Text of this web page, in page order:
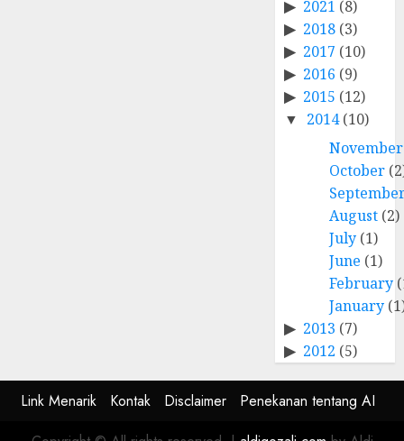
2021 (8)
2018 (3)
2017 (10)
2016 (9)
2015 (12)
2014(10)
November
October
August (2)
July (1)
June (1)
February
January
2013 (7)
2012 (5)
Link Menarik Kontak Disclaimer
Penekanan tentang AI